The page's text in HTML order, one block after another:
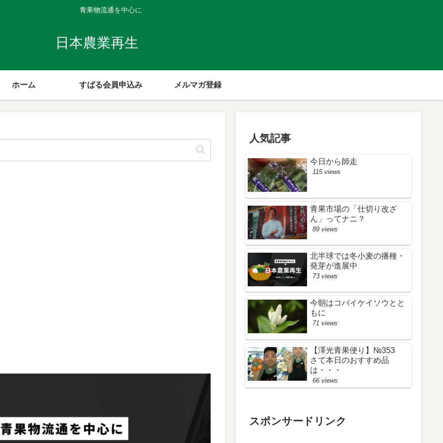
青果物流通を中心に
日本農業再生
ホーム すばる会員申込み メルマガ登録
人気記事
今日から師走
115 views
青果市場の「仕切り改ざ
ん」ってナニ？
89 views
北半球では冬小麦の播種・
発芽が進展中
73 views
今朝はコバイケイソウとと
もに
71 views
【澤光青果便り】№353
さて本日のおすすめ品
は・・・
66 views
スポンサードリンク